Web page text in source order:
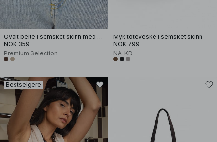
Ovalt belte i semsket skinn med spenne
NOK 359
Premium Selection
Myk toteveske i semsket skinn
NOK 799
NA-KD
Bestselgere